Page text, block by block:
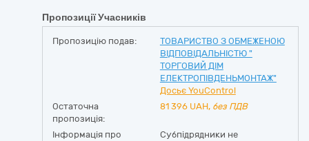
Пропозиції Учасників
Пропозицію подав:
ТОВАРИСТВО З ОБМЕЖЕНОЮ
ВІДПОВІДАЛЬНІСТЮ "
ТОРГОВИЙ ДІМ
ЕЛЕКТРОПІВДЕНЬМОНТАЖ"
Досьє YouControl
Остаточна
пропозиція:
81 396 UAH, без ПДВ
Інформація про Субпідрядники не